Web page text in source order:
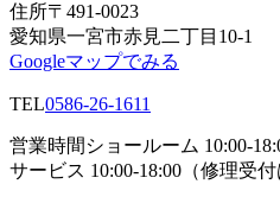
住所〒491-0023
愛知県一宮市赤見二丁目10-1
Googleマップでみる
TEL0586-26-1611
営業時間 ショールーム 10:00-
サービス 10:00-18:00（修理受付